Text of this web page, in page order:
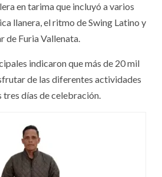
en tarima que incluyó a varios
llanera, el ritmo de Swing Latino y
de Furia Vallenata.
indicaron que más de 20 mil
de las diferentes actividades
días de celebración.